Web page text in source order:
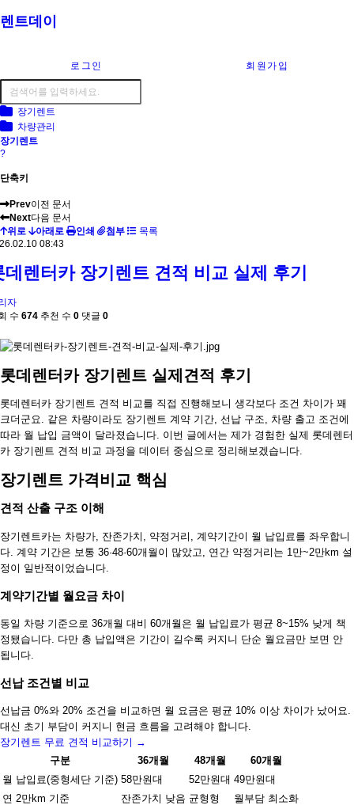
렌트데이
로그인 회원가입
장기렌트
차량관리
장기렌트
?
단축키
Prev이전 문서
Next다음 문서
위로
아래로 인쇄 첨부
목록
08:43
데렌터카 장기렌트 견적 비교 실제 후기
자
수 674 추천 수 0 댓글 0
롯데렌터카 장기렌트 실제견적 후기
롯데렌터카 장기렌트 견적 비교를 직접 진행해보니 생각보다 조건 차이가 꽤
크더군요. 같은 차량이라도 장기렌트 계약 기간, 선납 구조, 차량 출고 조건에
따라 월 납입 금액이 달라졌습니다. 이번 글에서는 제가 경험한 실제 롯데렌터
카 장기렌트 견적 비교 과정을 데이터 중심으로 정리해보겠습니다.
장기렌트 가격비교 핵심
견적 산출 구조 이해
장기렌트카는 차량가, 잔존가치, 약정거리, 계약기간이 월 납입료를 좌우합니
다. 계약 기간은 보통 36·48·60개월이 많았고, 연간 약정거리는 1만~2만km 설
정이 일반적이었습니다.
계약기간별 월요금 차이
동일 차량 기준으로 36개월 대비 60개월은 월 납입료가 평균 8~15% 낮게 책
정됐습니다. 다만 총 납입액은 기간이 길수록 커지니 단순 월요금만 보면 안
됩니다.
선납 조건별 비교
선납금 0%와 20% 조건을 비교하면 월 요금은 평균 10% 이상 차이가 났어요.
대신 초기 부담이 커지니 현금 흐름을 고려해야 합니다.
장기렌트 무료 견적 비교하기 →
구분
36개월 48개월
60개월
월 납입료(중형세단 기준) 58만원대 52만원대 49만원대
연 2만km 기준
잔존가치 낮음 균형형 월부담 최소화